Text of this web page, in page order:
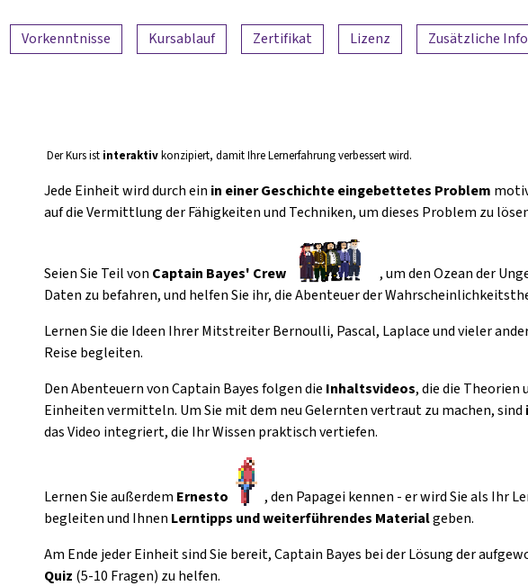
Vorkenntnisse Kursablauf Zertifikat Lizenz
Zusätzliche
Der Kurs ist interaktivkonzipiert, damit Ihre Lernerfahrung verbessert wird.
Jede Einheit wird durch ein in einer Geschichte eingebettetes Problem
auf die Vermittlung der Fähigkeiten und Techniken, um dieses Problem zu
Seien Sie Teil von Captain Bayes' Crew
, um den Ozean der
Daten zu befahren, und helfen Sie ihr, die Abenteuer der
Lernen Sie die Ideen Ihrer Mitstreiter Bernoulli, Pascal, Laplace und vieler
Reise begleiten.
Den Abenteuern von Captain Bayes folgen die Inhaltsvideos, die die Theorien
Einheiten vermitteln. Um Sie mit dem neu Gelernten vertraut zu machen, sind
das Video integriert, die Ihr Wissen praktisch vertiefen.
Lernen Sie außerdem Ernesto
, den Papagei kennen - er wird Sie als Ihr
begleiten und Ihnen Lerntipps und weiterführendes Materialgeben.
Am Ende jeder Einheit sind Sie bereit, Captain Bayes bei der Lösung der
Quiz (5-10 Fragen) zu helfen.